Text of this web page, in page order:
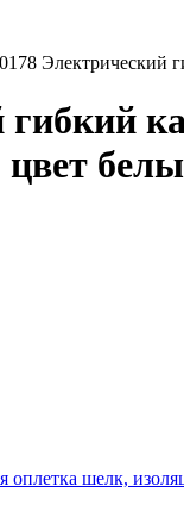
Электрический
гибкий